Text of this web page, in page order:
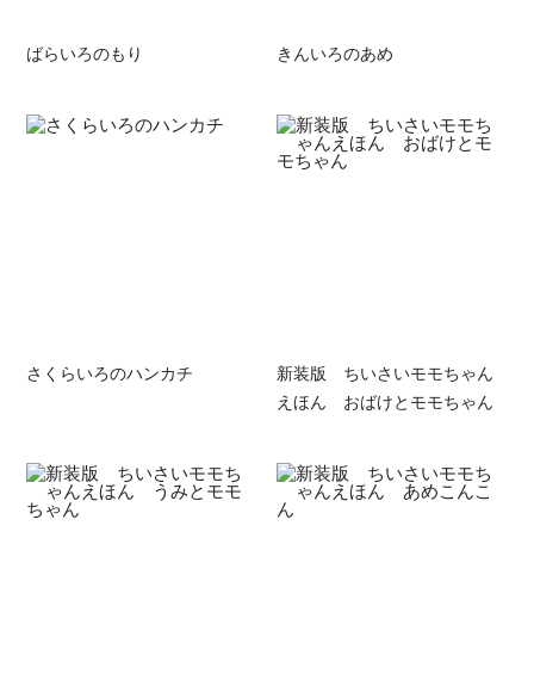
ばらいろのもり きんいろのあめ
さくらいろのハンカチ
新装版 ちいさいモモちゃん
えほん おばけとモモちゃん